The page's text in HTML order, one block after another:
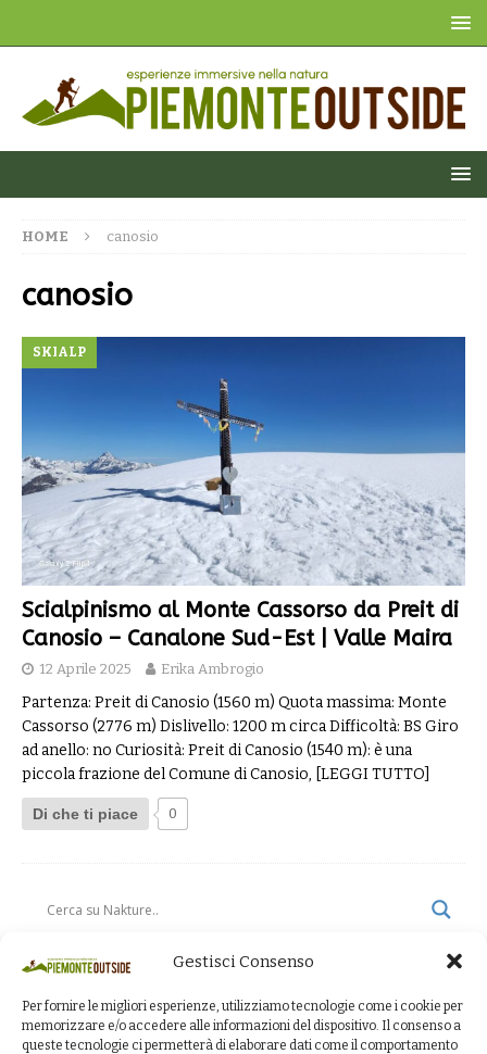
Gestisci Consenso
Per fornire le migliori esperienze, utilizziamo tecnologie come i cookie per
memorizzare e/o accedere alle informazioni del dispositivo. Il consenso a
queste tecnologie ci permetterà di elaborare dati come il comportamento
HOME canosio
canosio
SKIALP
Scialpinismo al Monte Cassorso da Preit di
Canosio – Canalone Sud-Est | Valle Maira
12 Aprile 2025 Erika Ambrogio
Partenza: Preit di Canosio (1560 m) Quota massima: Monte
Cassorso (2776 m) Dislivello: 1200 m circa Difficoltà: BS Giro
ad anello: no Curiosità: Preit di Canosio (1540 m): è una
piccola frazione del Comune di Canosio, [LEGGI TUTTO]
Di che ti piace 0